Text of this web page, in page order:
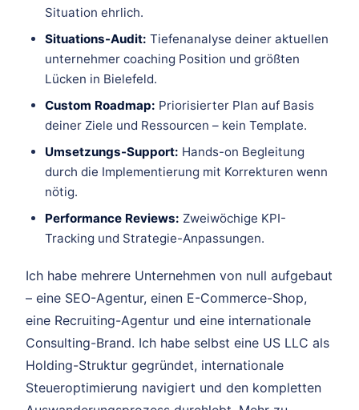
Situation ehrlich.
Situations-Audit: Tiefenanalyse deiner aktuellen
unternehmer coaching Position und größten
Lücken in Bielefeld.
Custom Roadmap: Priorisierter Plan auf Basis
deiner Ziele und Ressourcen – kein Template.
Umsetzungs-Support: Hands-on Begleitung
durch die Implementierung mit Korrekturen wenn
nötig.
Performance Reviews: Zweiwöchige KPI-
Tracking und Strategie-Anpassungen.
Ich habe mehrere Unternehmen von null aufgebaut
– eine SEO-Agentur, einen E-Commerce-Shop,
eine Recruiting-Agentur und eine internationale
Consulting-Brand. Ich habe selbst eine US LLC als
Holding-Struktur gegründet, internationale
Steueroptimierung navigiert und den kompletten